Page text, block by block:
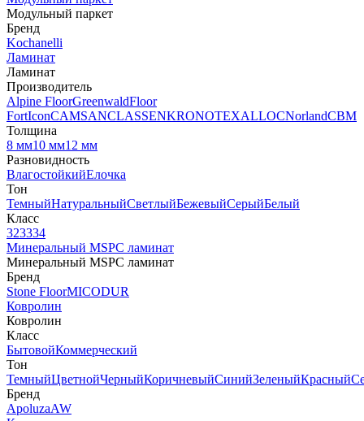
Модульный паркет
Бренд
Kochanelli
Ламинат
Ламинат
Производитель
Alpine FloorGreenwaldFloor
FortIconCAMSANCLASSENKRONOTEXALLOCNorlandCBM
Толщина
8 мм10 мм12 мм
Разновидность
ВлагостойкийЕлочка
Тон
ТемныйНатуральныйСветлыйБежевыйСерыйБелый
Класс
323334
Минеральный MSPC ламинат
Минеральный MSPC ламинат
Бренд
Stone FloorMICODUR
Ковролин
Ковролин
Класс
БытовойКоммерческий
Тон
ТемныйЦветнойЧерныйКоричневыйСинийЗеленыйКрасный
Бренд
ApoluzaAW